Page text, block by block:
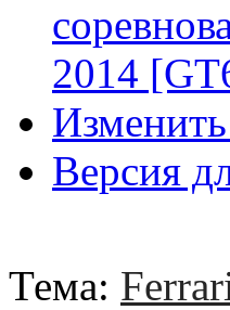
2014
Версия
Тема: